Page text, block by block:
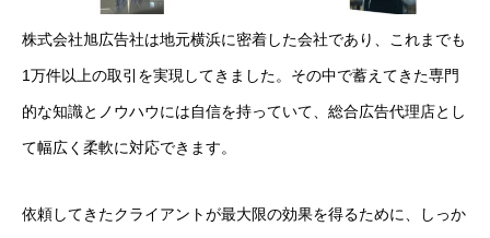
株式会社旭広告社は地元横浜に密着した会社であり、これまでも
1万件以上の取引を実現してきました。その中で蓄えてきた専門
的な知識とノウハウには自信を持っていて、総合広告代理店とし
て幅広く柔軟に対応できます。
依頼してきたクライアントが最大限の効果を得るために、しっか